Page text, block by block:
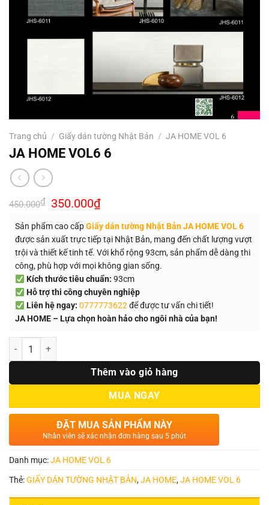
Trang chủ / Giấy dán tường Nhật Bản / JA HOME VOL 6
JA HOME VOL6 6
450.000₫ Giá
gốc
450.000₫.
350.000₫Giá
hiện
là:
350.000₫.
Sản phẩm cao cấpGiấy dán tường Nhật Bản JA HOME VOL 6
được sản xuất trực tiếp tại Nhật Bản, mang đến chất lượng vượt
trội và thiết kế tinh tế. Với khổ rộng 93cm, sản phẩm dễ dàng thi
công, phù hợp với mọi không gian sống.
Kích thước tiêu chuẩn: 93cm
Hỗ trợ thi công chuyên nghiệp
Liên hệ ngay: 0777773622để được tư vấn chi tiết!
JA HOME – Lựa chọn hoàn hảo cho ngôi nhà của bạn!
Số lượng
Thêm vào giỏ hàng
MUA NGAY
ĐẶT MUA SẢN PHẨM NÀY
Nhân viên sẽ xác nhận đơn hàng sau 5 phút
Danh mục:JA HOME VOL 6
Thẻ:GIẤY DÁN TƯỜNG NHẬT BẢN,JA HOME,JA HOME VOL 6